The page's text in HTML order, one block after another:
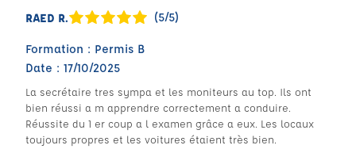
RAED R. (5/5)
Formation : Permis B
Date : 17/10/2025
La secrétaire tres sympa et les moniteurs au top. Ils ont
bien réussi a m apprendre correctement a conduire.
Réussite du 1 er coup a l examen grâce a eux. Les locaux
toujours propres et les voitures étaient très bien.